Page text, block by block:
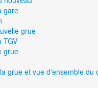
gare
grue
TGV
grue
grue et vue d'ensemble du